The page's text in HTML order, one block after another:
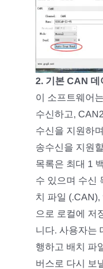
2. 기본 CAN 데
이 소프트웨어
수신하고,
수신을 지원하
송수신을 지원
목록은 최대 1
수 있으며 수신
치 파일 (.CAN),
으로 로컬에 저
니다. 사용자는
행하고 배치 파
버스로 다시 보